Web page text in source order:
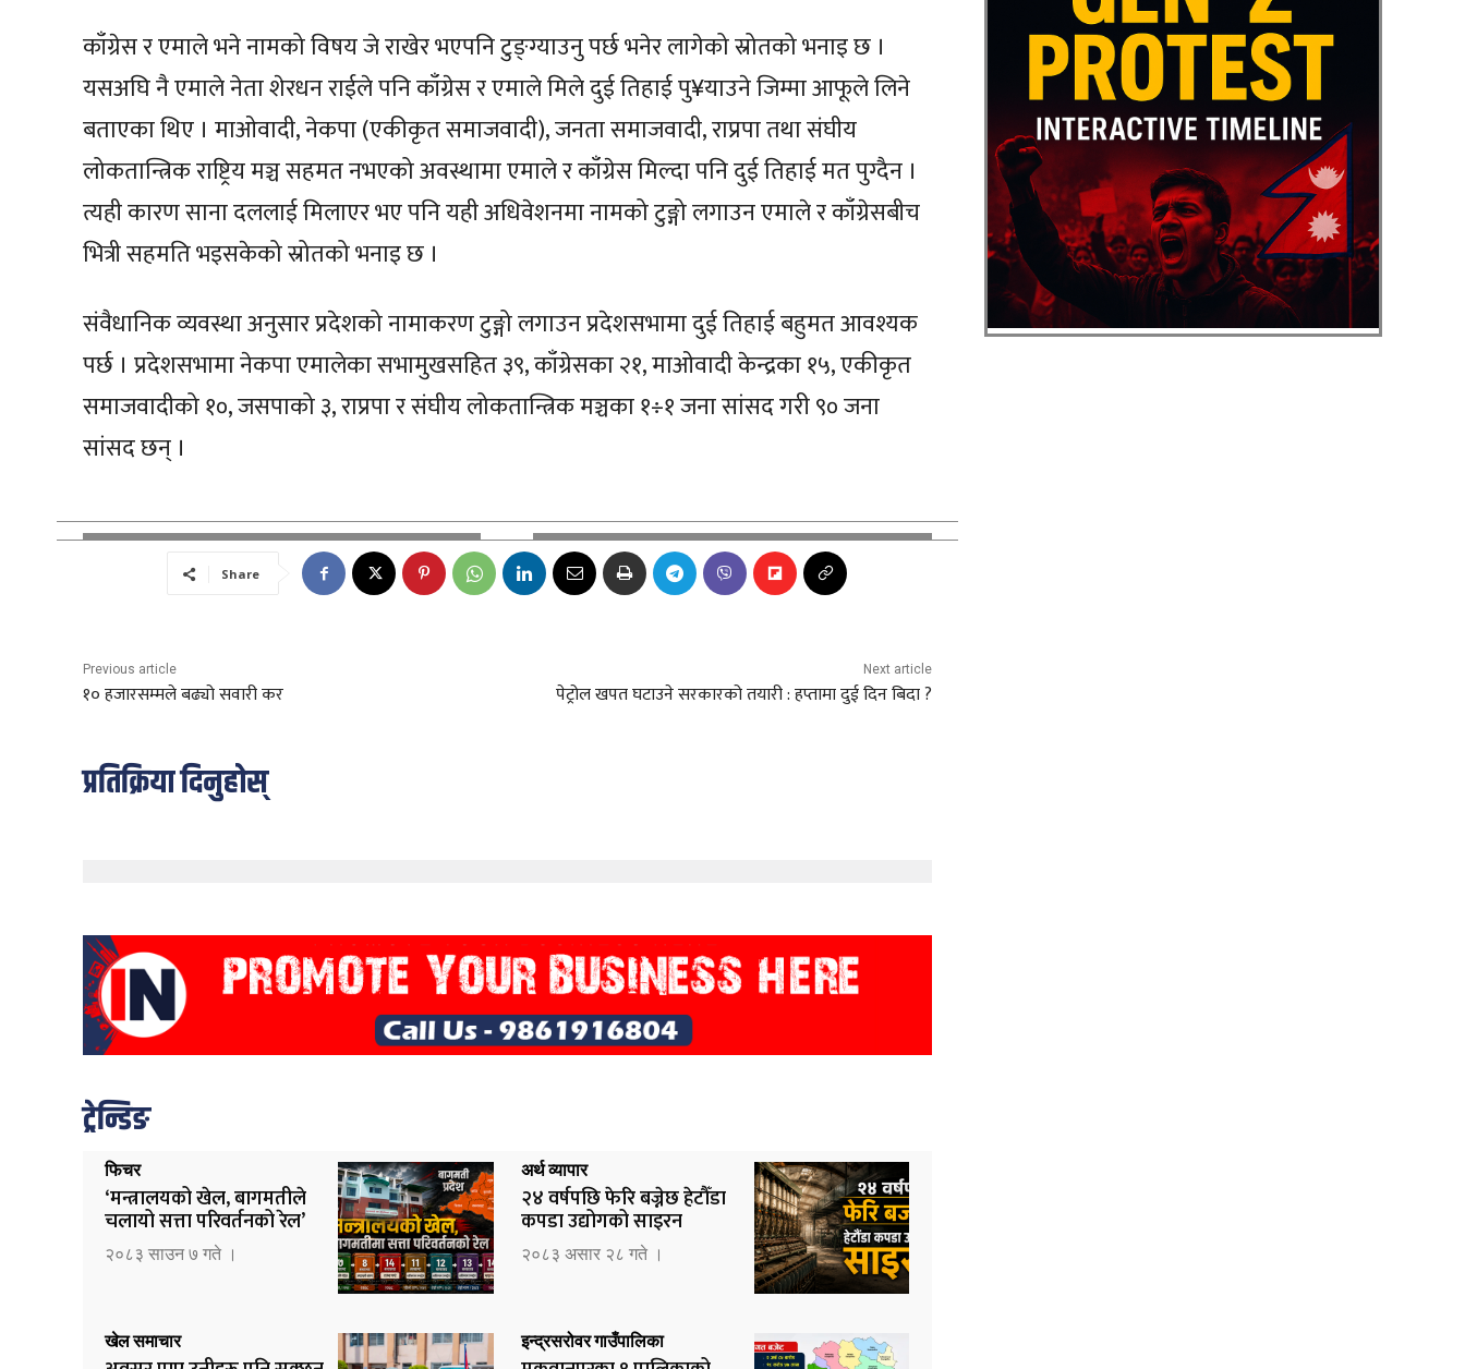
काँग्रेस र एमाले भने नामको विषय जे राखेर भएपनि टुङ्ग्याउनु पर्छ भनेर लागेको स्रोतको भनाइ छ ।
यसअघि नै एमाले नेता शेरधन राईले पनि काँग्रेस र एमाले मिले दुई तिहाई पु¥याउने जिम्मा आफूले लिने
बताएका थिए । माओवादी, नेकपा (एकीकृत समाजवादी), जनता समाजवादी, राप्रपा तथा संघीय
लोकतान्त्रिक राष्ट्रिय मञ्च सहमत नभएको अवस्थामा एमाले र काँग्रेस मिल्दा पनि दुई तिहाई मत पुग्दैन ।
त्यही कारण साना दललाई मिलाएर भए पनि यही अधिवेशनमा नामको टुङ्गो लगाउन एमाले र काँग्रेसबीच
भित्री सहमति भइसकेको स्रोतको भनाइ छ ।
संवैधानिक व्यवस्था अनुसार प्रदेशको नामाकरण टुङ्गो लगाउन प्रदेशसभामा दुई तिहाई बहुमत आवश्यक
पर्छ । प्रदेशसभामा नेकपा एमालेका सभामुखसहित ३९, काँग्रेसका २१, माओवादी केन्द्रका १५, एकीकृत
समाजवादीको १०, जसपाको ३, राप्रपा र संघीय लोकतान्त्रिक मञ्चका १÷१ जना सांसद गरी ९० जना
सांसद छन् ।
Share
Previous article
१० हजारसम्मले बढ्यो सवारी कर
Next article
पेट्रोल खपत घटाउने सरकारको तयारी : हप्तामा दुई दिन बिदा ?
प्रतिक्रिया दिनुहोस्
ट्रेन्डिङ
फिचर
‘मन्त्रालयको खेल, बागमतीले
चलायो सत्ता परिवर्तनको रेल’
२०८३ साउन ७ गते ।
अर्थ व्यापार
२४ वर्षपछि फेरि बज्नेछ हेटौँडा
कपडा उद्योगको साइरन
२०८३ असार २८ गते ।
खेल समाचार इन्द्रसरोवर गाउँपालिका